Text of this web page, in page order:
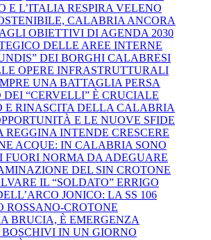
E L’ITALIA RESPIRA VELENO
CALABRIA ANCORA
OBIETTIVI DI AGENDA 2030
DELLE AREE INTERNE
DEI BORGHI CALABRESI
OPERE INFRASTRUTTURALI
UNA BATTAGLIA PERSA
DEI “CERVELLI” È CRUCIALE
E RINASCITA DELLA CALABRIA
E LE NUOVE SFIDE
REGGINA INTENDE CRESCERE
ACQUE: IN CALABRIA SONO
FUORI NORMA DA ADEGUARE
DEL SIN CROTONE
IL “SOLDATO” ERRIGO
JONICO: LA SS 106
ROSSANO-CROTONE
BRUCIA, È EMERGENZA
BOSCHIVI IN UN GIORNO